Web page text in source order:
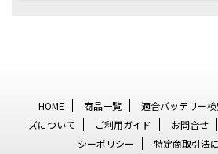
HOME 商品一覧 適合バッテリー
ズについて
ご利用ガイド お問合せ
シーポリシー
特定商取引法